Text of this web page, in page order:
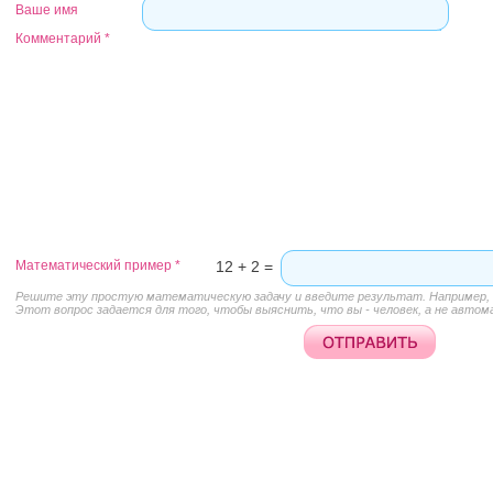
Ваше имя
Комментарий *
Этот вопрос задается для того, чтобы выяснить, что вы - человек, а не
Математический пример * 12 + 2 =
Решите эту простую математическую задачу и введите результат. Например,